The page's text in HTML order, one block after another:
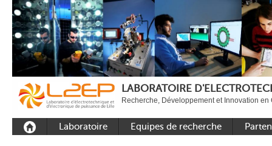
LABORATOIRE
Recherche, Développement et Innovation en
Laboratoire Equipes de recherche